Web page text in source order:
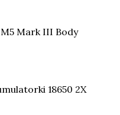
Mark III Body
18650 2X